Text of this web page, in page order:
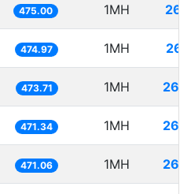
475.00 1MH
474.97 1MH
473.71 1MH
471.34 1MH
471.06 1MH